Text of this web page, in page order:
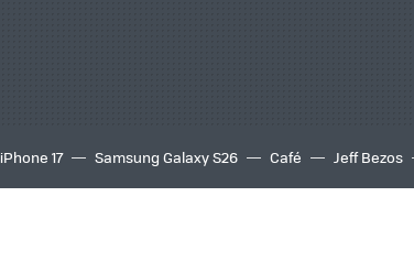
iPhone 17 Samsung Galaxy S26 Café Jeff Bezos